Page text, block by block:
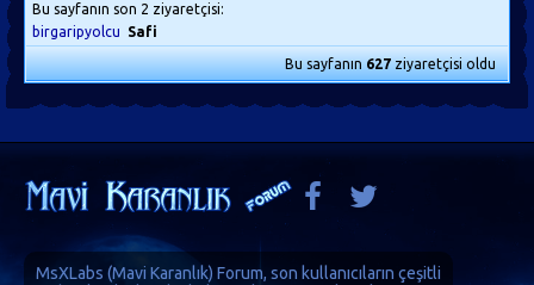
Bu sayfanın son 2 ziyaretçisi:
birgaripyolcu
Safi
Bu sayfanın627ziyaretçisi oldu
MsXLabs (Mavi Karanlık) Forum, son kullanıcıların çeşitli